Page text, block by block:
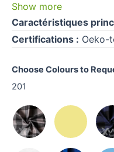
Show more
Caractéristiques
Certifications : Oeko-
Choose Colours to
201